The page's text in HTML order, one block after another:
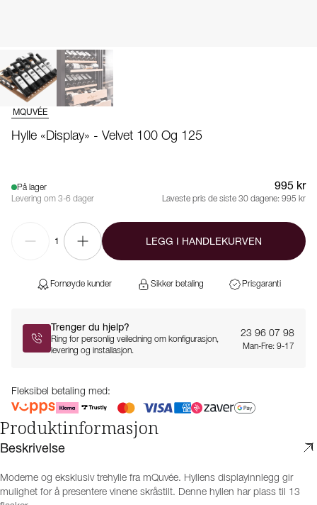
MQUVÉE
Hylle «Display» - Velvet 100 Og 125
På lager
Levering om 3-6 dager
995 kr
Laveste pris de siste 30 dagene: 995 kr
1 LEGG I HANDLEKURVEN
Fornøyde kunder Sikker betaling Prisgaranti
Trenger du hjelp?
Ring for personlig veiledning om konfigurasjon,
levering og installasjon.
23 96 07 98
Man-Fre: 9-17
Fleksibel betaling med:
Produktinformasjon
Beskrivelse
Moderne og eksklusiv trehylle fra mQuvée. Hyllens displayinnlegg gir
mulighet for å presentere vinene skråstilt. Denne hyllen har plass til 13